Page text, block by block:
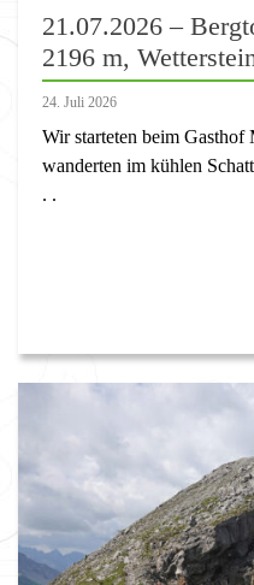
21.07.2026 –
2196 m,
24. Juli 2026
Wir starteten beim Gasthof
wanderten im kühlen
. .